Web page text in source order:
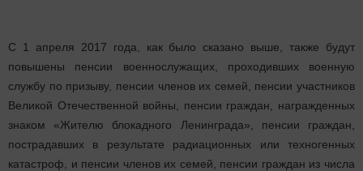
С 1 апреля 2017 года, как было сказано выше, также будут
повышены пенсии военнослужащих, проходивших военную
службу по призыву, пенсии членов их семей, пенсии участников
Великой Отечественной войны, пенсии граждан, награжденных
знаком «Жителю блокадного Ленинграда», пенсии граждан,
пострадавших в результате радиационных или техногенных
катастроф, и пенсии членов их семей, пенсии граждан из числа